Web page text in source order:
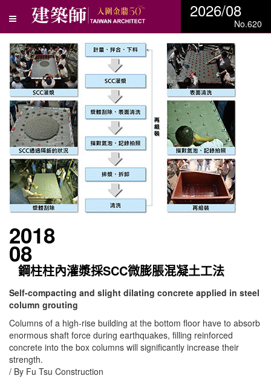
2026/08
No.620
2018
08
鋼柱柱內灌漿採SCC微膨脹混凝土工法
Self-compacting and slight dilating concrete applied in steel
column grouting
Columns of a high-rise building at the bottom floor have to absorb
enormous shaft force during earthquakes, filling reinforced
concrete into the box columns will significantly increase their
strength.
/ By Fu Tsu Construction